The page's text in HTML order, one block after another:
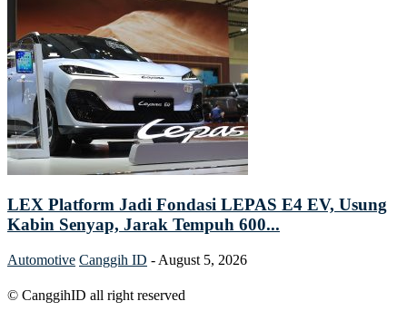
LEX Platform Jadi Fondasi LEPAS E4 EV, Usung
Kabin Senyap, Jarak Tempuh 600...
Automotive Canggih ID - August 5, 2026
© CanggihID all right reserved